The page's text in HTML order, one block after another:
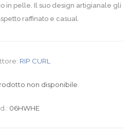
in pelle. Il suo design artigianale gli
raffinato e casual.
RIP CURL
non disponibile.
06HWHE